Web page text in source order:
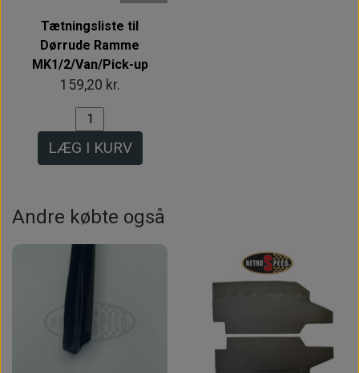
Tætningsliste til
Dørrude Ramme
MK1/2/Van/Pick-up
159,20 kr.
LÆG I KURV
Andre købte også